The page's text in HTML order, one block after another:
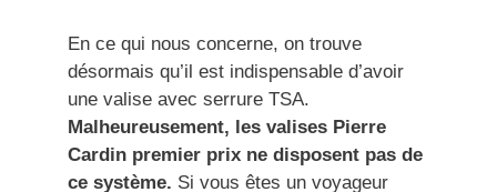
En ce qui nous concerne, on trouve
désormais qu’il est indispensable d’avoir
une valise avec serrure TSA.
Malheureusement, les valises Pierre
Cardin premier prix ne disposent pas de
ce système. Si vous êtes un voyageur